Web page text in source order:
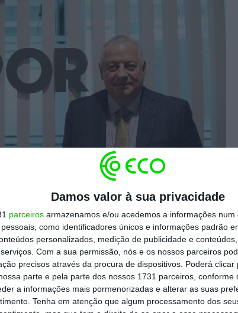
Damos valor à sua privacidade
parceiros armazenamos e/ou acedemos a informações
como identificadores únicos e informações padrão
personalizados, medição de publicidade e
Com a sua permissão, nós e os nossos parceiros
precisos através da procura de dispositivos. Poderá clicar
parte e pela parte dos nossos 1731 parceiros, conforme
a informações mais pormenorizadas e alterar as suas
Tenha em atenção que algum processamento dos
mãe TCC Group Holdings, com sede no
que passa pela TCC Dutch
e que se materializa em Portugal através
de baterias, produção e comercialização